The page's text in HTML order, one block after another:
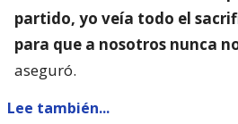
partido, yo veía todo el
para que a nosotros nunca
aseguró.
Lee también...